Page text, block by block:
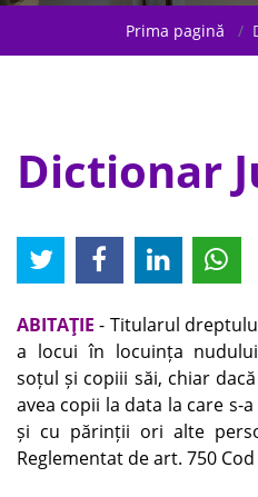
Prima pagină
Dictionar
ABITAŢIE - Titularul
a locui în locuința
soțul și copiii săi, chiar
avea copii la data la care
și cu părinții ori alte
Reglementat de art. 750 Cod